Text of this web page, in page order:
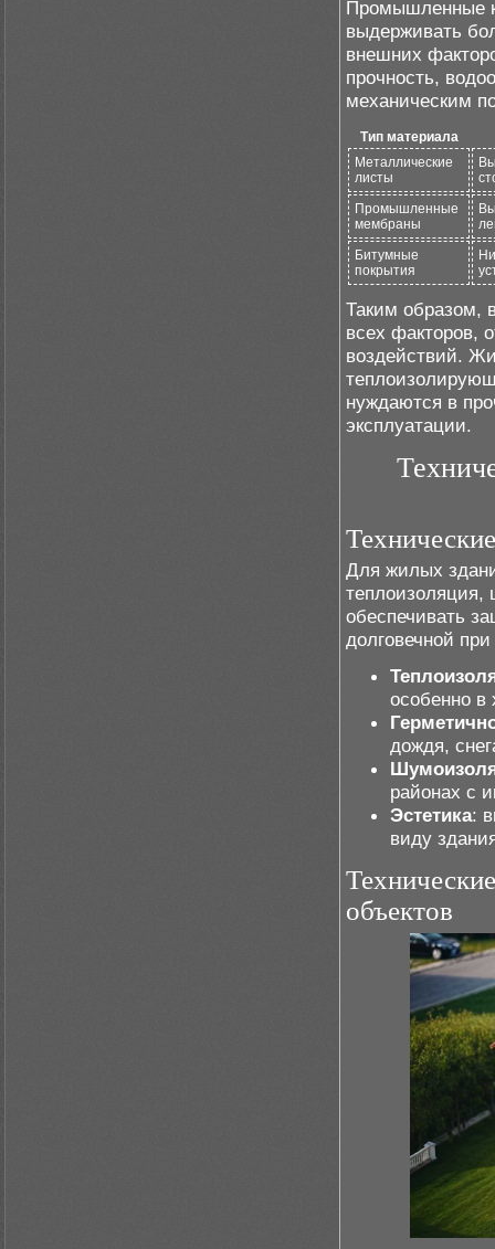
Промышленные
выдерживать
внешних
прочность,
механическим
Тип материала
Металлические
листы
Промышленные
мембраны
Битумные
покрытия
Таким образом,
всех факторов,
воздействий.
нуждаются в
эксплуатации.
Для жилых
теплоизоляция,
обеспечивать
долговечной
особенно в
дождя,
районах с
Эстетика:
виду
объектов